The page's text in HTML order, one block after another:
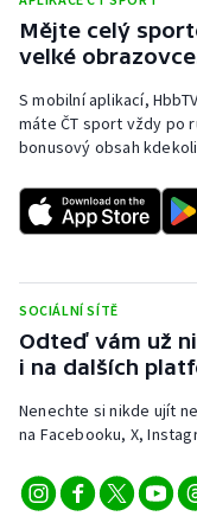
Mějte celý
velké
S mobilní aplikací,
máte ČT sport vždy po
bonusový obsah
SOCIÁLNÍ SÍTĚ
Odteď vám už
i na dalších
Nenechte si nikde ujít
na Facebooku, X,